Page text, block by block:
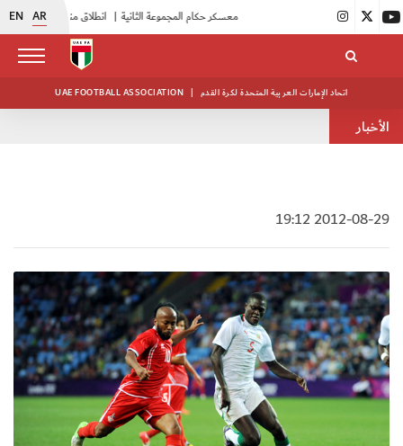
EN AR |
UAE FOOTBALL ASSOCIATION | اتحاد الإمارات العربية المتحدة لكرة القدم
الأخبار
2012-08-29 19:12